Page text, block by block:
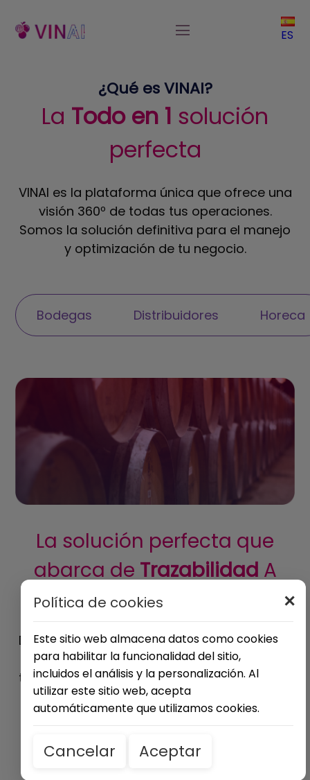
ES
¿Qué es VINAI?
La Todo en 1 solución
perfecta
VINAI es la plataforma única que ofrece una
visión 360º de todas tus operaciones.
Somos la solución definitiva para el manejo
y optimización de tu negocio.
Bodegas Distribuidores Horeca
La solución perfecta que
abarca de Trazabilidad A
Ventas
Descubre cómo este ERP basado en la nube
puede impulsar la gestión y rentabilidad de
tu negocio con una visión 360º de todas tus
operaciones.
✕
Política de cookies
Este sitio web almacena datos como cookies
para habilitar la funcionalidad del sitio,
incluidos el análisis y la personalización. Al
utilizar este sitio web, acepta
automáticamente que utilizamos cookies.
Cancelar Aceptar